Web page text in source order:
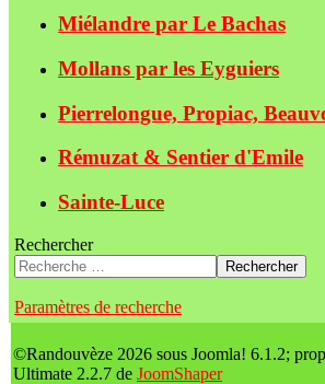
Miélandre par Le Bachas
Mollans par les Eyguiers
Pierrelongue, Propiac,
Rémuzat & Sentier d'Emile
Sainte-Luce
Rechercher
Rechercher
Paramètres de recherche
©Randouvèze 2026 sous Joomla! 6.1.2;
Ultimate 2.2.7 de JoomShaper